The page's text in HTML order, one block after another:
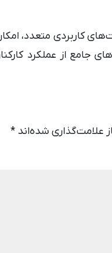
کاربردی متعدد،
جامع از عملکرد
علامت‌گذاری شده‌اند *